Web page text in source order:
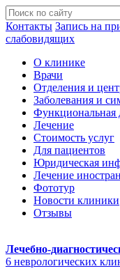
Контакты Запись на
слабовидящих
О клинике
Врачи
Отделения и
Заболевания и
Функциональная
Лечение
Стоимость услуг
Для пациентов
Юридическая
Лечение
Фототур
Новости клиники
Отзывы
Лечебно-
6 неврологических